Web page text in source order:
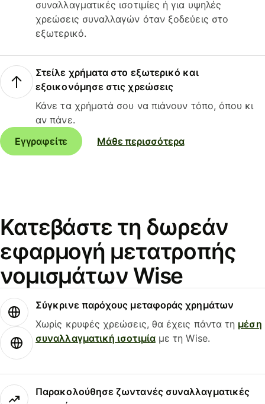
συναλλαγματικές ισοτιμίες ή για υψηλές
χρεώσεις συναλλαγών όταν ξοδεύεις στο
εξωτερικό.
Στείλε χρήματα στο εξωτερικό και
εξοικονόμησε στις χρεώσεις
Κάνε τα χρήματά σου να πιάνουν τόπο, όπου κι
αν πάνε.
Εγγραφείτε
Μάθε περισσότερα
Κατεβάστε τη δωρεάν
εφαρμογή μετατροπής
νομισμάτων Wise
Σύγκρινε παρόχους μεταφοράς χρημάτων
Χωρίς κρυφές χρεώσεις, θα έχεις πάντα τη μέση
συναλλαγματική ισοτιμίαμε τη Wise.
Παρακολούθησε ζωντανές συναλλαγματικές